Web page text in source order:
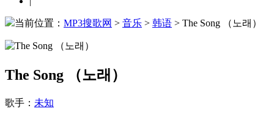
当前位置： MP3搜歌网 > 音乐 > 韩语 > The Song （노래）
The Song （노래）
歌手： 未知